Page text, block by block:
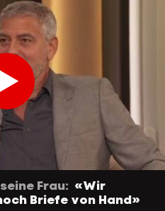
Frau: «Wir
Briefe von Hand»